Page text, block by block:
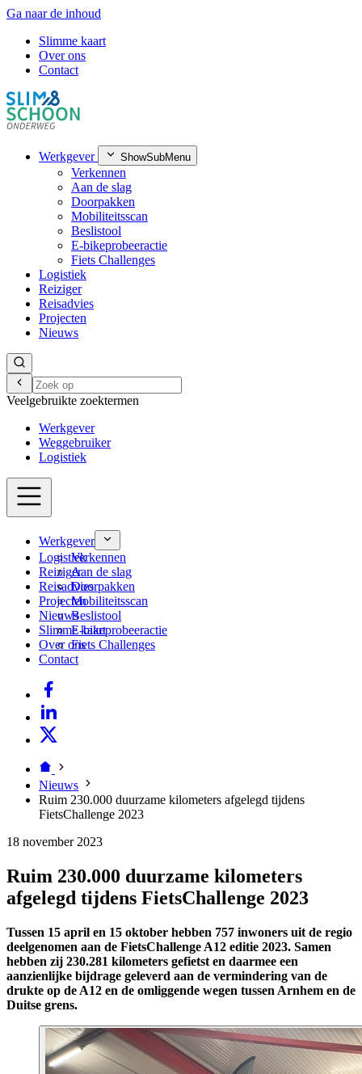
Ga naar de inhoud
Slimme kaart
Over ons
Contact
Werkgever ShowSubMenu
Verkennen
Aan de slag
Doorpakken
Mobiliteitsscan
Beslistool
E-bikeprobeeractie
Fiets Challenges
Logistiek
Reiziger
Reisadvies
Projecten
Nieuws
Veelgebruikte zoektermen
Werkgever
Weggebruiker
Logistiek
Werkgever
Verkennen
Aan de slag
Doorpakken
Mobiliteitsscan
Beslistool
E-bikeprobeeractie
Fiets Challenges
Logistiek
Reiziger
Reisadvies
Projecten
Nieuws
Slimme kaart
Over ons
Contact
Nieuws
Ruim 230.000 duurzame kilometers afgelegd tijdens
FietsChallenge 2023
18 november 2023
Ruim 230.000 duurzame kilometers
afgelegd tijdens FietsChallenge 2023
Tussen 15 april en 15 oktober hebben 757 inwoners uit de regio
deelgenomen aan de FietsChallenge A12 editie 2023. Samen
hebben zij 230.281 kilometers gefietst en daarmee een
aanzienlijke bijdrage geleverd aan de vermindering van de
drukte op de A12 en de omliggende wegen tussen Arnhem en de
Duitse grens.